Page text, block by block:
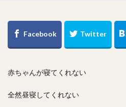
赤ちゃんが寝てくれない
全然昼寝してくれない